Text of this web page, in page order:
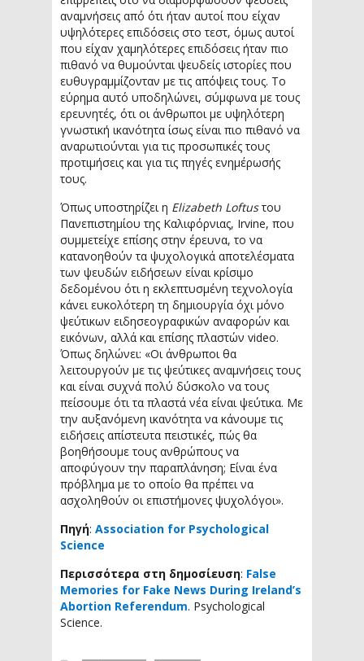
αναμνήσεις από ότι ήταν αυτοί που είχαν
υψηλότερες επιδόσεις στο τεστ, όμως αυτοί
που είχαν χαμηλότερες επιδόσεις ήταν πιο
πιθανό να θυμούνται ψευδείς ιστορίες που
ευθυγραμμίζονταν με τις απόψεις τους. Το
εύρημα αυτό υποδηλώνει, σύμφωνα με τους
ερευνητές, ότι οι άνθρωποι με υψηλότερη
γνωστική ικανότητα ίσως είναι πιο πιθανό να
αναρωτιούνται για τις προσωπικές τους
προτιμήσεις και για τις πηγές ενημέρωσής
τους.
Όπως υποστηρίζει η Elizabeth Loftusτου
Πανεπιστημίου της Καλιφόρνιας, Irvine, που
συμμετείχε επίσης στην έρευνα, το να
κατανοηθούν τα ψυχολογικά αποτελέσματα
των ψευδών ειδήσεων είναι κρίσιμο
δεδομένου ότι η εκλεπτυσμένη τεχνολογία
κάνει ευκολότερη τη δημιουργία όχι μόνο
ψεύτικων ειδησεογραφικών αναφορών και
εικόνων, αλλά και επίσης πλαστών video.
Όπως δηλώνει: «Οι άνθρωποι θα
λειτουργούν με τις ψεύτικες αναμνήσεις τους
και είναι συχνά πολύ δύσκολο να τους
πείσουμε ότι τα πλαστά νέα είναι ψεύτικα. Με
την αυξανόμενη ικανότητα να κάνουμε τις
ειδήσεις απίστευτα πειστικές, πώς θα
βοηθήσουμε τους ανθρώπους να
αποφύγουν την παραπλάνηση; Είναι ένα
πρόβλημα με το οποίο θα πρέπει να
ασχοληθούν οι επιστήμονες ψυχολόγοι».
Πηγή: Association for Psychological
Science
Περισσότερα στη δημοσίευση: False
Memories for Fake News During Ireland’s
Abortion Referendum. Psychological
Science.